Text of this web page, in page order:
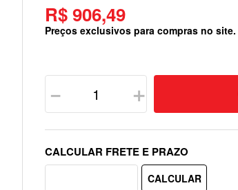
R$ 906,49
Preços exclusivos para compras no site.
＋
－